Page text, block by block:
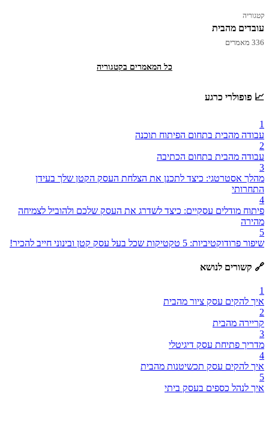
קטגוריה
עובדים מהבית
336 מאמרים
כל המאמרים בקטגוריה
📈 פופולרי כרגע
1
עבודה מהבית בתחום הפיתוח תוכנה
2
עבודה מהבית בתחום הכתיבה
3
מהלך אסטרטגי: כיצד לתכנן את הצלחת העסק הקטן שלך בעידן
התחרותי
4
פיתוח מודלים עסקיים: כיצד לשדרג את העסק שלכם ולהוביל לצמיחה
מהירה
5
שיפור פרודוקטיביות: 5 טקטיקות שכל בעל עסק קטן ובינוני חייב להכיר!
🔗 קשורים לנושא
1
איך להקים עסק ציור מהבית
2
קריירה מהבית
3
מדריך פתיחת עסק דיגיטלי
4
איך להקים עסק תכשיטנות מהבית
5
איך לנהל כספים בעסק ביתי